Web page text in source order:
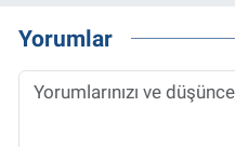
Yorumlar